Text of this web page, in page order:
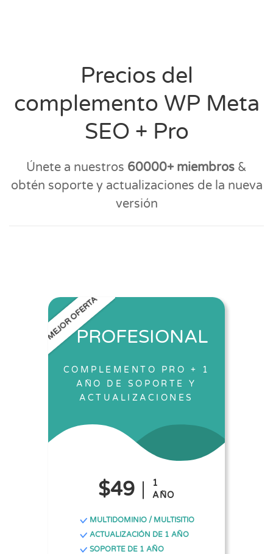
Precios del
complemento WP Meta
SEO + Pro
Únete a nuestros 60000+ miembros &
obtén soporte y actualizaciones de la nueva
versión
MEJOR OFERTAPROFESIONAL
COMPLEMENTO PRO + 1
AÑO DE SOPORTE Y
ACTUALIZACIONES
$49
1
AÑO
MULTIDOMINIO / MULTISITIO
ACTUALIZACIÓN DE 1 AÑO
SOPORTE DE 1 AÑO